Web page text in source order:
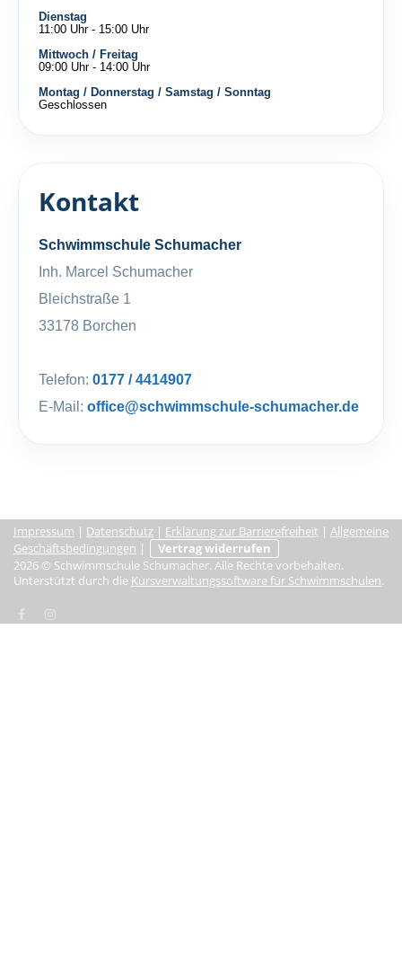
Dienstag
11:00 Uhr - 15:00 Uhr
Mittwoch / Freitag
09:00 Uhr - 14:00 Uhr
Montag / Donnerstag / Samstag / Sonntag
Geschlossen
Kontakt
Schwimmschule Schumacher
Inh. Marcel Schumacher
Bleichstraße 1
33178 Borchen
Telefon: 0177 / 4414907
E-Mail: office@schwimmschule-schumacher.de
Impressum | Datenschutz | Erklärung zur Barrierefreiheit | Allgemeine
Geschäftsbedingungen |
Vertrag widerrufen
2026 © Schwimmschule Schumacher. Alle Rechte vorbehalten.
Unterstützt durch die Kursverwaltungssoftware für Schwimmschulen.